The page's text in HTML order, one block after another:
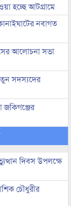
হচ্ছে আটগ্রামে
নবাগত
আলোচনা সভা
সদস্যদের
জকিগঞ্জের
দিবস উপলক্ষে
চৌধুরীর